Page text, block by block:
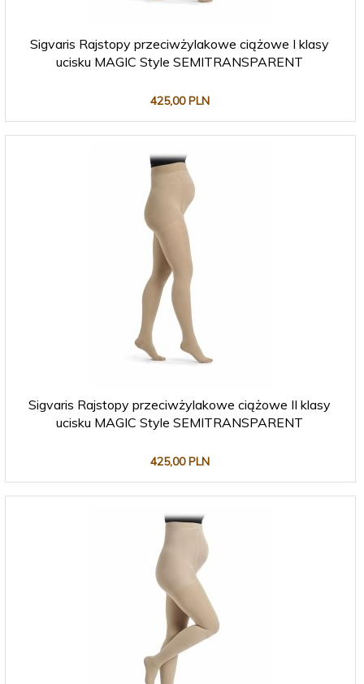
Sigvaris Rajstopy przeciwżylakowe ciążowe I klasy
ucisku MAGIC Style SEMITRANSPARENT
425,00 PLN
Sigvaris Rajstopy przeciwżylakowe ciążowe II klasy
ucisku MAGIC Style SEMITRANSPARENT
425,00 PLN